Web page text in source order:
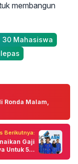
membangun
30 Mahasiswa
Ronda Malam,
Berikutnya:
Gaji
Untuk 5...